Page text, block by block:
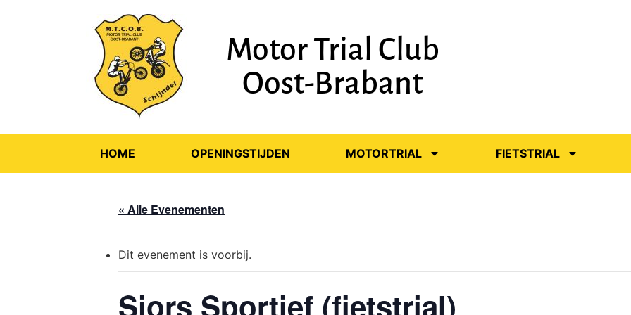
Motor Trial Club
Oost-Brabant
HOME OPENINGSTIJDEN MOTORTRIAL FIETSTRIAL
« Alle Evenementen
Dit evenement is voorbij.
Sjors Sportief (fietstrial)